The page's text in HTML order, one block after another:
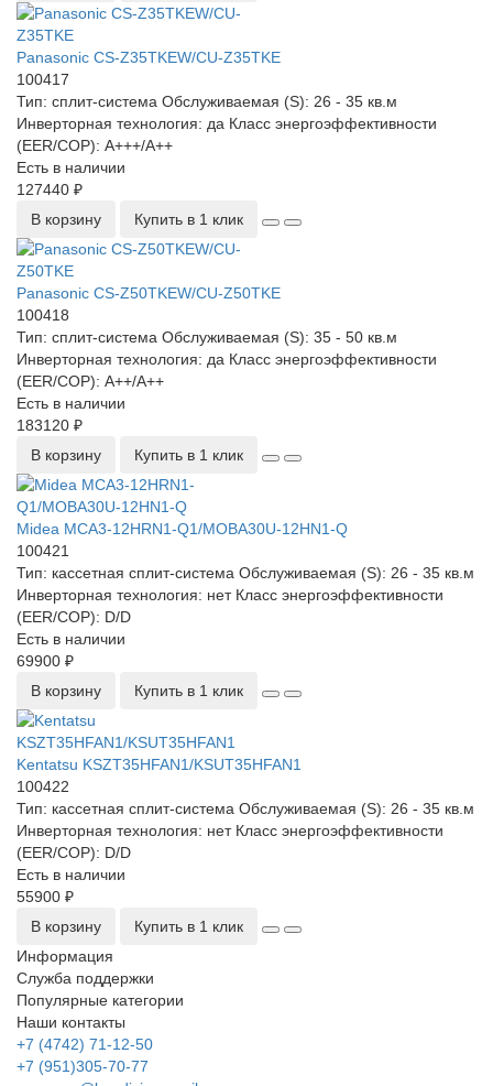
Panasonic CS-Z35TKEW/CU-Z35TKE
100417
Тип: сплит-система Обслуживаемая (S): 26 - 35 кв.м
Инверторная технология: да Класс энергоэффективности
(EER/COP): A+++/A++
Есть в наличии
127440 ₽
В корзину
Купить в 1 клик
Panasonic CS-Z50TKEW/CU-Z50TKE
100418
Тип: сплит-система Обслуживаемая (S): 35 - 50 кв.м
Инверторная технология: да Класс энергоэффективности
(EER/COP): A++/A++
Есть в наличии
183120 ₽
В корзину
Купить в 1 клик
Midea MCA3-12HRN1-Q1/MOBA30U-12HN1-Q
100421
Тип: кассетная сплит-система Обслуживаемая (S): 26 - 35 кв.м
Инверторная технология: нетКласс энергоэффективности
(EER/COP): D/D
Есть в наличии
69900 ₽
В корзину
Купить в 1 клик
Kentatsu KSZT35HFAN1/KSUT35HFAN1
100422
Тип: кассетная сплит-система Обслуживаемая (S): 26 - 35 кв.м
Инверторная технология: нетКласс энергоэффективности
(EER/COP): D/D
Есть в наличии
55900 ₽
В корзину
Купить в 1 клик
Информация
Служба поддержки
Популярные категории
Наши контакты
+7 (4742) 71-12-50
+7 (951)305-70-77